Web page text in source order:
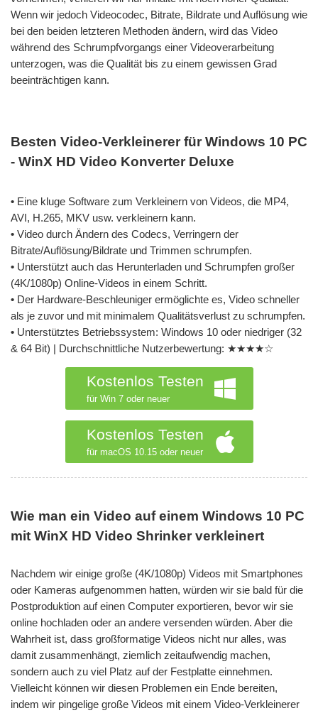
Wenn wir jedoch Videocodec, Bitrate, Bildrate und Auflösung wie
bei den beiden letzteren Methoden ändern, wird das Video
während des Schrumpfvorgangs einer Videoverarbeitung
unterzogen, was die Qualität bis zu einem gewissen Grad
beeinträchtigen kann.
Besten Video-Verkleinerer für Windows 10 PC
- WinX HD Video Konverter Deluxe
• Eine kluge Software zum Verkleinern von Videos, die MP4,
AVI, H.265, MKV usw. verkleinern kann.
• Video durch Ändern des Codecs, Verringern der
Bitrate/Auflösung/Bildrate und Trimmen schrumpfen.
• Unterstützt auch das Herunterladen und Schrumpfen großer
(4K/1080p) Online-Videos in einem Schritt.
• Der Hardware-Beschleuniger ermöglichte es, Video schneller
als je zuvor und mit minimalem Qualitätsverlust zu schrumpfen.
• Unterstütztes Betriebssystem: Windows 10 oder niedriger (32
& 64 Bit) | Durchschnittliche Nutzerbewertung: ★★★★☆
Kostenlos Testen
für Win 7 oder neuer
Kostenlos Testen
für macOS 10.15 oder neuer
Wie man ein Video auf einem Windows 10 PC
mit WinX HD Video Shrinker verkleinert
Nachdem wir einige große (4K/1080p) Videos mit Smartphones
oder Kameras aufgenommen hatten, würden wir sie bald für die
Postproduktion auf einen Computer exportieren, bevor wir sie
online hochladen oder an andere versenden würden. Aber die
Wahrheit ist, dass großformatige Videos nicht nur alles, was
damit zusammenhängt, ziemlich zeitaufwendig machen,
sondern auch zu viel Platz auf der Festplatte einnehmen.
Vielleicht können wir diesen Problemen ein Ende bereiten,
indem wir pingelige große Videos mit einem Video-Verkleinerer